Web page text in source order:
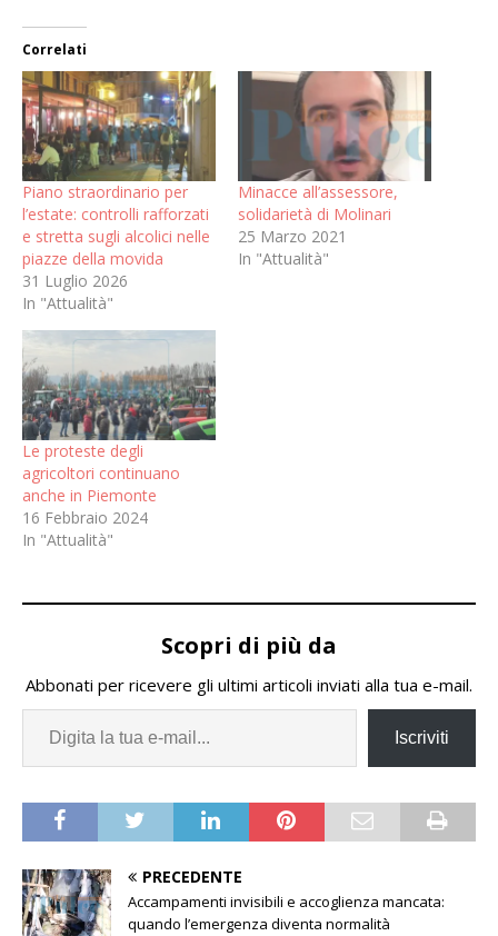
Correlati
Piano straordinario per
l’estate: controlli rafforzati
e stretta sugli alcolici nelle
piazze della movida
31 Luglio 2026
In "Attualità"
Minacce all’assessore,
solidarietà di Molinari
25 Marzo 2021
In "Attualità"
Le proteste degli
agricoltori continuano
anche in Piemonte
16 Febbraio 2024
In "Attualità"
Scopri di più da
Abbonati per ricevere gli ultimi articoli inviati alla tua e-mail.
Iscriviti
PRECEDENTE
Accampamenti invisibili e accoglienza mancata:
quando l’emergenza diventa normalità